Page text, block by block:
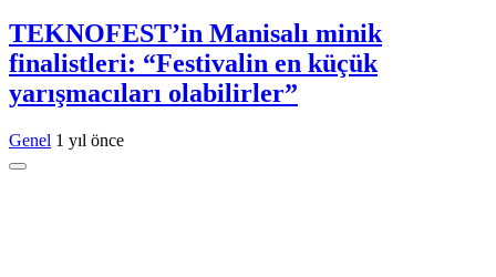
TEKNOFEST’in Manisalı minik
finalistleri: “Festivalin en küçük
yarışmacıları olabilirler”
Genel 1 yıl önce